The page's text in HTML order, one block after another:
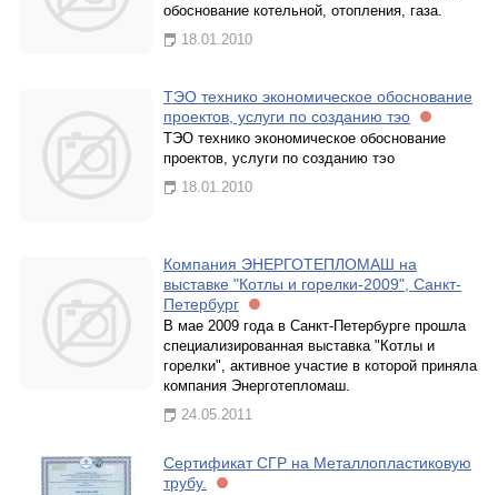
обоснование котельной, отопления, газа.
18.01.2010
ТЭО технико экономическое обоснование
проектов, услуги по созданию тэо
ТЭО технико экономическое обоснование
проектов, услуги по созданию тэо
18.01.2010
Компания ЭНЕРГОТЕПЛОМАШ на
выставке "Котлы и горелки-2009", Санкт-
Петербург
В мае 2009 года в Санкт-Петербурге прошла
специализированная выставка "Котлы и
горелки", активное участие в которой приняла
компания Энерготепломаш.
24.05.2011
Сертификат СГР на Металлопластиковую
трубу.